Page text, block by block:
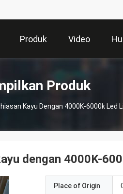
Produk Video
Produk
Kayu Dengan 4000K-6000k Led
dengan 4000K-
Place of Origin